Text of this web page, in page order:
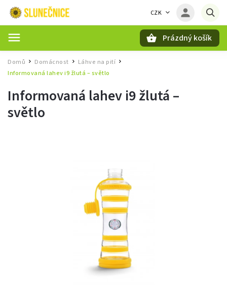
CZK
Prázdný košík
Domů / Domácnost Láhve na pití /
Informovaná lahev i9 žlutá – světlo
Informovaná lahev i9 žlutá –
světlo